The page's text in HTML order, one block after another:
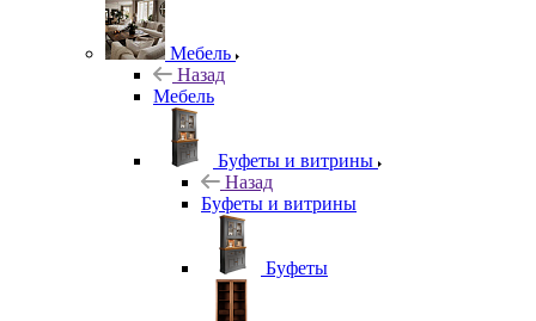
Мебель
Назад
Мебель
Буфеты и витрины
Назад
Буфеты и витрины
Буфеты